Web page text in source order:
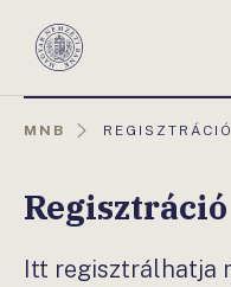
Magyar
MNB
AKTUÁLIS
REGISZTRÁCIÓ
Regisztráció
Itt regisztrálhatja